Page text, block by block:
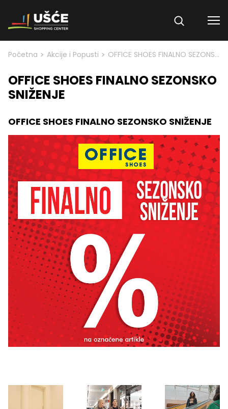
Skip to content
Početna > Akcije i Popusti > OFFICE SHOES FINALNO SEZONSKO SNIŽENJE
OFFICE SHOES FINALNO SEZONSKO
SNIŽENJE
OFFICE SHOES FINALNO SEZONSKO SNIŽENJE